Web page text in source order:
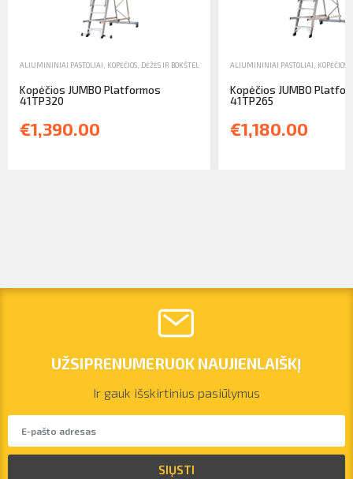
vilnius@arsenalrent.com
ALIUMININIAI PASTOLIAI, KOPĖČIOS, DĖŽĖS IR BOKŠTELIAI KOPĖČIOS ,PARDAVIMAS
Kopėčios JUMBO Platformos
41TP320
€1,390.00
ALIUMININIAI PASTOLIAI, KOPĖČIOS,
Kopėčios JUMBO
41TP265
€1,180.00
UŽSIPRENUMERUOK NAUJIENLAIŠKĮ
Ir gauk išskirtinius pasiūlymus
SIŲSTI